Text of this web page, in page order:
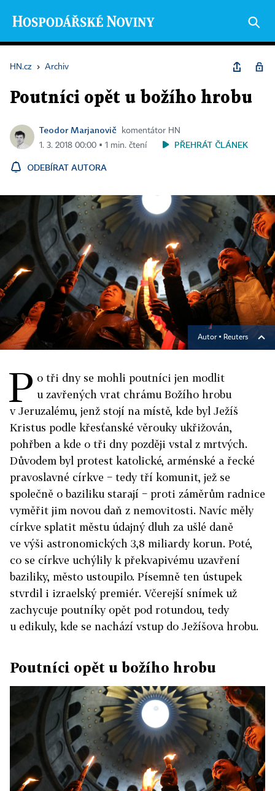
HN.cz › Archiv
Poutníci opět u božího hrobu
Teodor Marjanovič
komentátor HN
1. 3. 2018 00:00 ▪ 1 min. čtení
PŘEHRÁT ČLÁNEK
ODEBÍRAT AUTORA
Autor ▪ Reuters
P o tři dny se mohli poutníci jen modlit
u zavřených vrat chrámu Božího hrobu
v Jeruzalému, jenž stojí na místě, kde byl Ježíš
Kristus podle křesťanské věrouky ukřižován,
pohřben a kde o tři dny později vstal z mrtvých.
Důvodem byl protest katolické, arménské a řecké
pravoslavné církve − tedy tří komunit, jež se
společně o baziliku starají − proti záměrům radnice
vyměřit jim novou daň z nemovitosti. Navíc měly
církve splatit městu údajný dluh za ušlé daně
ve výši astronomických 3,8 miliardy korun. Poté,
co se církve uchýlily k překvapivému uzavření
baziliky, město ustoupilo. Písemně ten ústupek
stvrdil i izraelský premiér. Včerejší snímek už
zachycuje poutníky opět pod rotundou, tedy
u edikuly, kde se nachází vstup do Ježíšova hrobu.
Poutníci opět u božího hrobu